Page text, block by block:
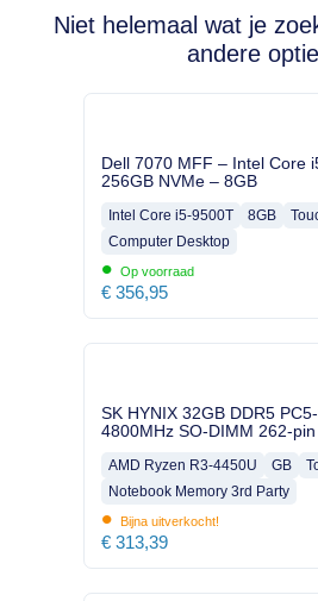
Niet helemaal wat je
andere
Dell 7070 MFF – Intel Core
256GB NVMe – 8GB
Intel Core i5-9500T 8GB
Computer Desktop
• Op voorraad
€ 356,95
SK HYNIX 32GB DDR5
4800MHz SO-DIMM 262-
AMD Ryzen R3-4450U GB
Notebook Memory 3rd Party
• Bijna uitverkocht!
€ 313,39